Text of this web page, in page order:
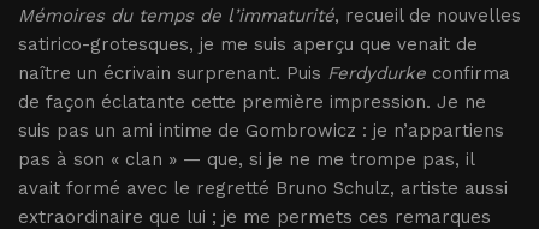
Mémoires du temps de l’immaturité, recueil de nouvelles
satirico-grotesques, je me suis aperçu que venait de
naître un écrivain surprenant. Puis Ferdydurke confirma
de façon éclatante cette première impression. Je ne
suis pas un ami intime de Gombrowicz : je n’appartiens
pas à son « clan » — que, si je ne me trompe pas, il
avait formé avec le regretté Bruno Schulz, artiste aussi
extraordinaire que lui ; je me permets ces remarques